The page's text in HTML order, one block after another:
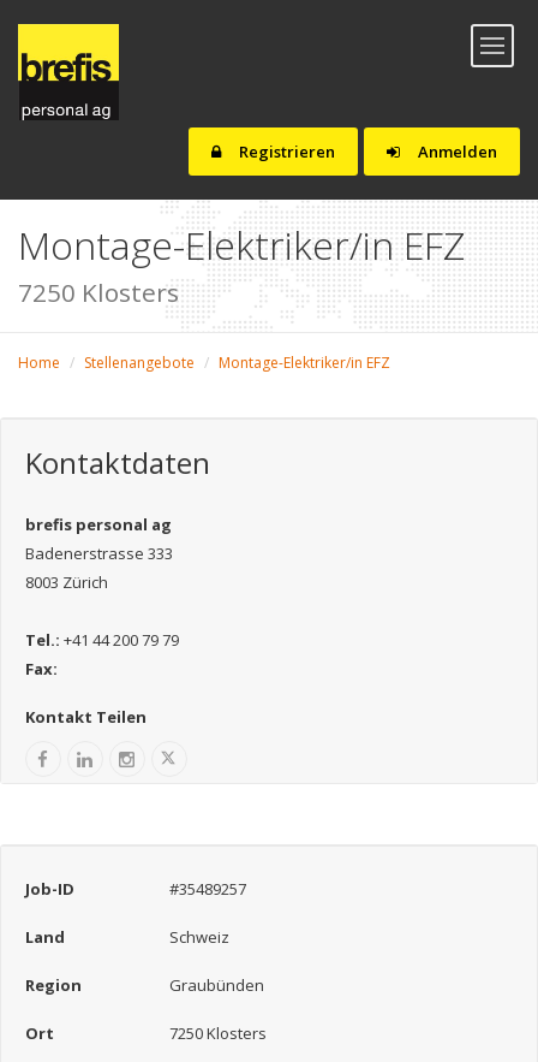
Anmelden
Registrieren
Toggle
Montage-Elektriker/in EFZ
7250 Klosters
Home Stellenangebote Montage-Elektriker/in EFZ
Kontaktdaten
brefis personal ag
Badenerstrasse 333
8003 Zürich
Tel.: +41 44 200 79 79
Fax:
Kontakt Teilen
Job-ID #35489257
Land Schweiz
Region Graubünden
Ort 7250 Klosters